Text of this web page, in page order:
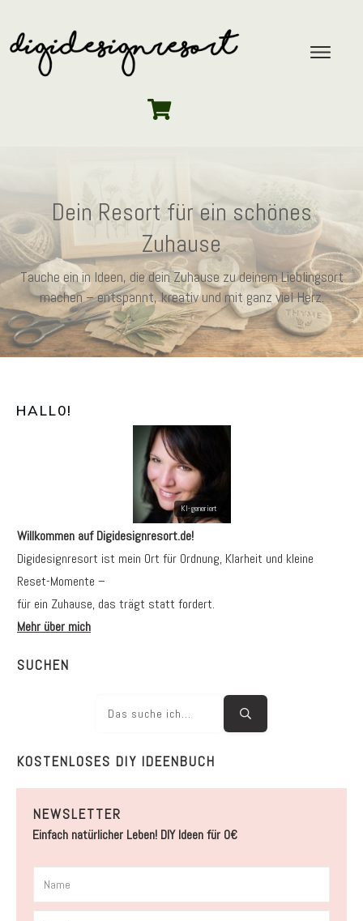
Dein Resort für ein schönes
Zuhause
Tauche ein in Ideen, die dein Zuhause zu deinem Lieblingsort
machen – entspannt, kreativ und mit ganz viel Herz.
HALL0!
Willkommen auf Digidesignresort.de!
Digidesignresort ist mein Ort für Ordnung, Klarheit und kleine
Reset-Momente –
für ein Zuhause, das trägt statt fordert.
Mehr über mich
SUCHEN
KOSTENLOSES DIY IDEENBUCH
NEWSLETTER
Einfach natürlicher Leben! DIY Ideen für 0€